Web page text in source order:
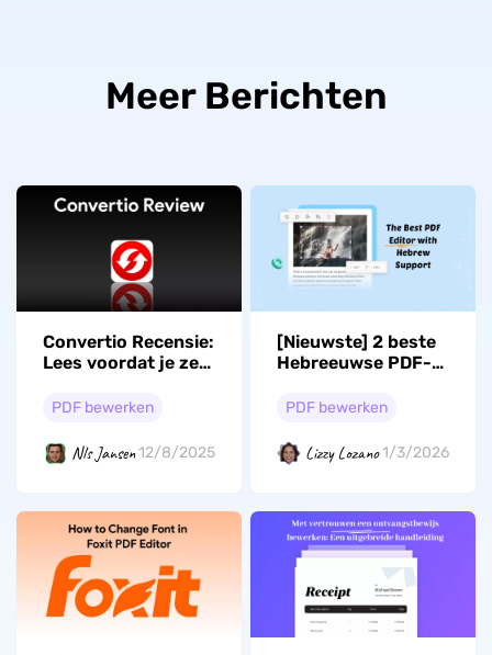
Meer Berichten
Convertio Recensie:
Lees voordat je ze
PDF bewerken
Nls Jansen12/8/2025
[Nieuwste] 2 beste
Hebreeuwse PDF-
PDF bewerken
Lizzy Lozano1/3/2026